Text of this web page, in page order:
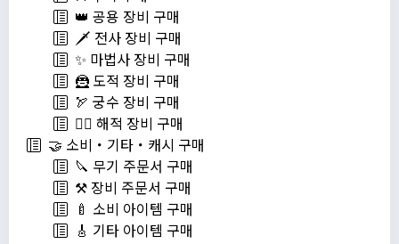
👑 공용 장비 구매
🗡️ 전사 장비 구매
✨ 마법사 장비 구매
🦹 도적 장비 구매
🏹 궁수 장비 구매
🏴‍☠️ 해적 장비 구매
🤝 소비・기타・캐시 구매
🔪 무기 주문서 구매
⚒️ 장비 주문서 구매
🍼 소비 아이템 구매
🎸 기타 아이템 구매